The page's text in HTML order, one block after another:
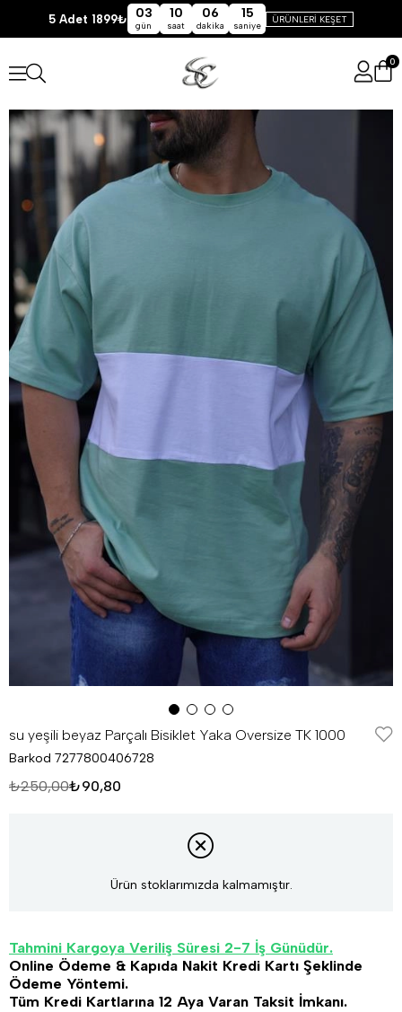
5 Adet 1899₺ 03
gün
10
saat
06
dakika
15
saniye
ÜRÜNLERİ KEŞET
0
su yeşili beyaz Parçalı Bisiklet Yaka Oversize TK 1000
Barkod 7277800406728
₺250,00₺90,80
Ürün stoklarımızda kalmamıştır.
Tahmini Kargoya Veriliş Süresi 2-7 İş Günüdür.
Online Ödeme & Kapıda Nakit Kredi Kartı Şeklinde
Ödeme Yöntemi.
Tüm Kredi Kartlarına 12 Aya Varan Taksit İmkanı.